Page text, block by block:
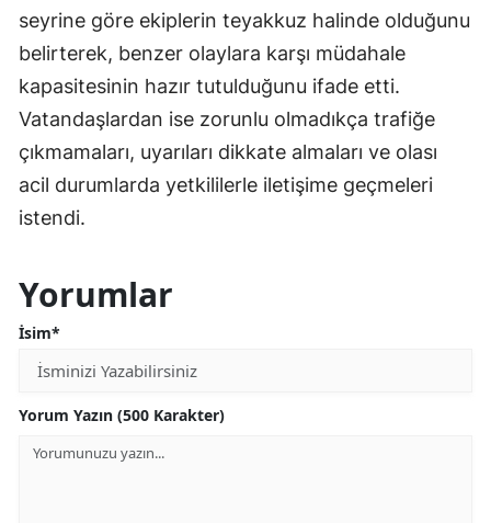
seyrine göre ekiplerin teyakkuz halinde olduğunu
belirterek, benzer olaylara karşı müdahale
kapasitesinin hazır tutulduğunu ifade etti.
Vatandaşlardan ise zorunlu olmadıkça trafiğe
çıkmamaları, uyarıları dikkate almaları ve olası
acil durumlarda yetkililerle iletişime geçmeleri
istendi.
Yorumlar
İsim*
Yorum Yazın (500 Karakter)